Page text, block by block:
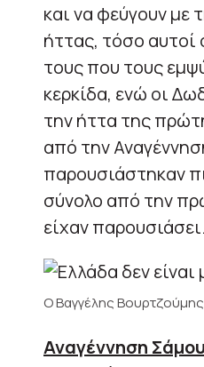
και να φεύγουν με
ήττας, τόσο αυτοί
τους που τους
κερκίδα, ενώ οι
την ήττα της
από την
παρουσιάστηκαν
σύνολο από την
είχαν παρουσιάσει.
Ο Βαγγέλης Βουρτζούμης
Αναγέννηση